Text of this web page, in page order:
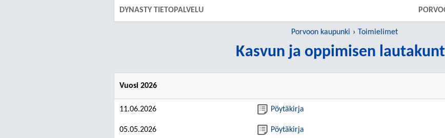
DYNASTY TIETOPALVELU
Porvoon kaupunki Toimielimet
Kasvun ja oppimisen
Vuosi 2026
11.06.2026 Pöytäkirja
05.05.2026 Pöytäkirja